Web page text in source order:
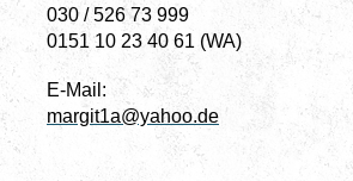
030 / 526 73 999
0151 10 23 40 61 (WA)
E-Mail:
margit1a@yahoo.de